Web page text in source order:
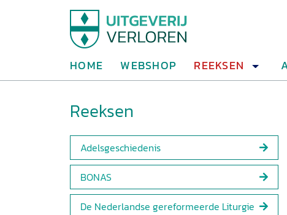
HOME WEBSHOP REEKSEN
Reeksen
Adelsgeschiedenis
BONAS
De Nederlandse gereformeerde Liturgie